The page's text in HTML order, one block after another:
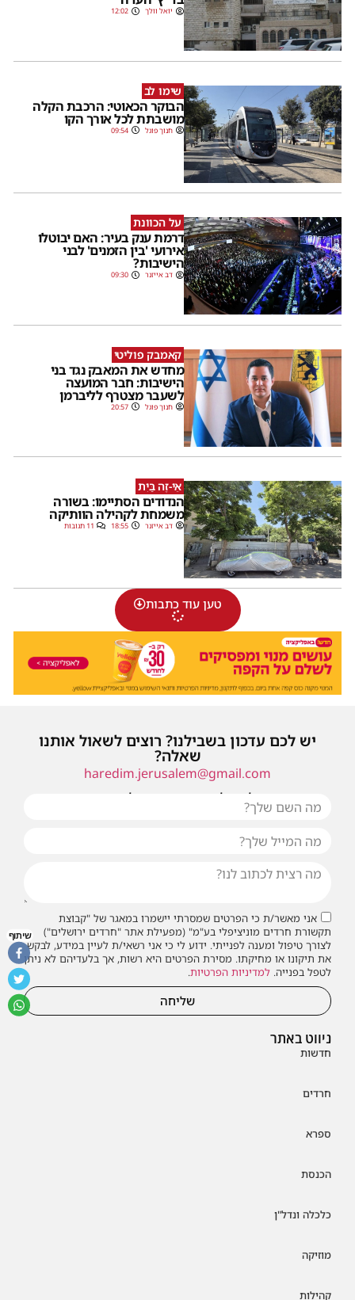
יואל וולך 12:02
שימו לב
הבוקר הכאוטי: הרכבת הקלה
מושבתת לכל אורך הקו
חנוך פוגל 09:54
על הכוונת
דרמת ענק בעיר: האם יבוטלו
אירועי 'בין הזמנים' לבני
הישיבות?
דב אייזנר 09:30
קאמבק פוליטי
מחדש את המאבק נגד בני
הישיבות: חבר המועצה
לשעבר מצטרף לליברמן
חנוך פוגל 20:57
אֵי-זֶה בַּיִת
הנדודים הסתיימו: בשורה
משמחת לקהילה הוותיקה
דב אייזנר 18:55 11 תגובות
טען עוד כתבות
ניווט באתר
חדשות
חרדים
ספרא
הכנסת
כלכלה ונדל"ן
מוזיקה
קהילות
יש לכם עדכון בשבילנו? רוצים לשאול אותנו
שאלה?
haredim.jerusalem@gmail.com
או שילחו אלינו פנייה ונחזור אליכם בהקדם
אני מאשר/ת כי הפרטים שמסרתי יישמרו במאגר של "קבוצת
תקשורת חרדים מוניציפלי בע"מ" (מפעילת אתר "חרדים ירושלים")
לצורך טיפול ומענה לפנייתי. ידוע לי כי אני רשאי/ת לעיין במידע, לבקש
את תיקונו או מחיקתו. מסירת הפרטים היא רשות, אך בלעדיהם לא ניתן
לטפל בפנייה. למדיניות הפרטיות.
שליחה
שיתוף